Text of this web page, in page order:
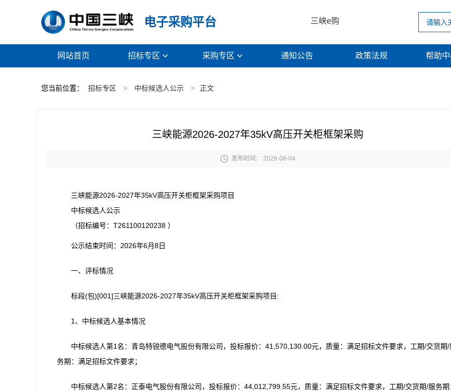
电子采购平台 三峡e购
网站首页 招标专区  采购专区  通知公告 政策法规 帮助
您当前位置： 招标专区 > 中标候选人公示 > 正文
三峡能源2026-2027年35kV高压开关柜框架采购
 发布时间： 2026-06-04
三峡能源2026-2027年35kV高压开关柜框架采购项目
中标候选人公示
（招标编号：T261100120238 ）
公示结束时间：2026年6月8日
一、评标情况
标段(包)[001]三峡能源2026-2027年35kV高压开关柜框架采购项目:
1、中标候选人基本情况
中标候选人第1名：青岛特锐德电气股份有限公司，投标报价：41,570,130.00元，质量：满足招标文件要求，工期/交货期/
务期：满足招标文件要求；
中标候选人第2名：正泰电气股份有限公司，投标报价：44,012,799.55元，质量：满足招标文件要求，工期/交货期/服务期